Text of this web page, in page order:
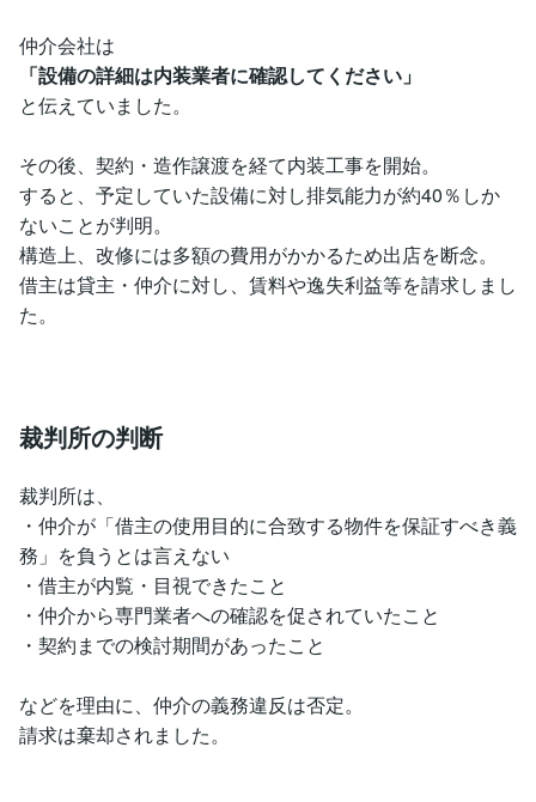
仲介会社は
「設備の詳細は内装業者に確認してください」
と伝えていました。
その後、契約・造作譲渡を経て内装工事を開始。
すると、予定していた設備に対し排気能力が約40％しか
ないことが判明。
構造上、改修には多額の費用がかかるため出店を断念。
借主は貸主・仲介に対し、賃料や逸失利益等を請求しまし
た。
裁判所の判断
裁判所は、
・仲介が「借主の使用目的に合致する物件を保証すべき義
務」を負うとは言えない
・借主が内覧・目視できたこと
・仲介から専門業者への確認を促されていたこと
・契約までの検討期間があったこと
などを理由に、仲介の義務違反は否定。
請求は棄却されました。